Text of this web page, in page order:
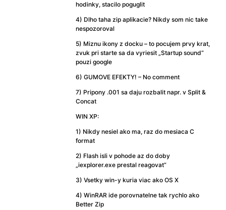
hodinky, stacilo poguglit
4) Dlho taha zip aplikacie? Nikdy som nic take
nespozoroval
5) Miznu ikony z docku – to pocujem prvy krat,
zvuk pri starte sa da vyriesit „Startup sound“
pouzi google
6) GUMOVE EFEKTY! – No comment
7) Pripony .001 sa daju rozbalit napr. v Split &
Concat
WIN XP:
1) Nikdy nesiel ako ma, raz do mesiaca C
format
2) Flash isli v pohode az do doby
„iexplorer.exe prestal reagovat“
3) Vsetky win-y kuria viac ako OS X
4) WinRAR ide porovnatelne tak rychlo ako
Better Zip